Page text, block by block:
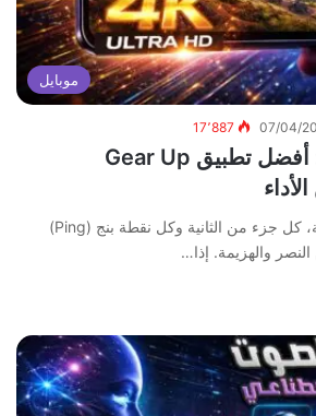
موبايل
07/04/ 17٬887
جير آب هيدشوت: أفضل تطبيق Gear Up
في عالم الألعاب التنافسية، كل جزء من الثانية وكل نقطة بنج (Ping)
والهزيمة. إذا…